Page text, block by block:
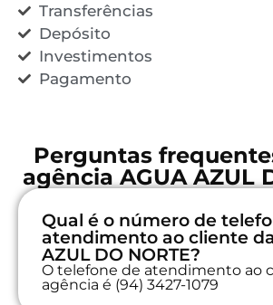
Transferências
Depósito
Investimentos
Pagamento
Perguntas
agência AGUA AZUL
Qual é o número de
atendimento ao cliente
AZUL DO NORTE?
O telefone de atendimento ao
agência é (94) 3427-1079